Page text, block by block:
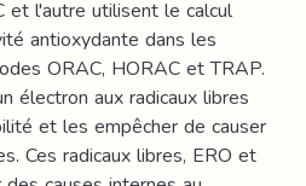
l'autre utilisent le calcul
antioxydante dans les
ORAC, HORAC et TRAP.
électron aux radicaux libres
et les empêcher de causer
Ces radicaux libres, ERO et